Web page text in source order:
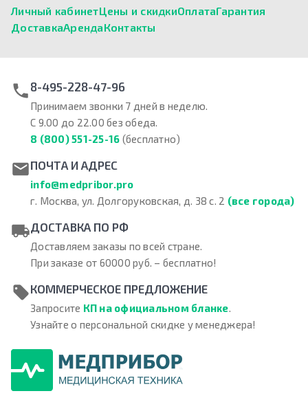
Личный кабинетЦены и скидкиОплатаГарантия
ДоставкаАрендаКонтакты
8-495-228-47-96
Принимаем звонки 7 дней в неделю.
С 9.00 до 22.00 без обеда.
8 (800) 551-25-16 (бесплатно)
ПОЧТА И АДРЕС
info@medpribor.pro
г. Москва, ул. Долгоруковская, д. 38 с. 2 (все города)
ДОСТАВКА ПО РФ
Доставляем заказы по всей стране.
При заказе от 60000 руб. – бесплатно!
КОММЕРЧЕСКОЕ ПРЕДЛОЖЕНИЕ
Запросите КП на официальном бланке.
Узнайте о персональной скидке у менеджера!